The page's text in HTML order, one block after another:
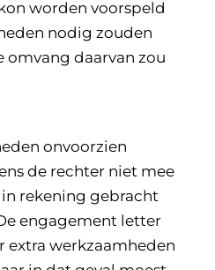
worden voorspeld
nodig zouden
omvang daarvan zou
onvoorzien
de rechter niet mee
rekening gebracht
engagement letter
extra werkzaamheden